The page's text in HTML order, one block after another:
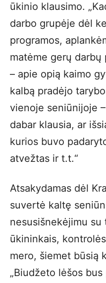
ūkinio klausimo.
darbo grupėje dėl
programos,
matėme gerų darbų
– apie opią kaimo
kalbą pradėjo
vienoje seniūnijoje
dabar klausia, ar
kurios buvo
atvežtas ir t.t.“
Atsakydamas dėl
suvertė kaltę
nesusišnekėjimu su
ūkininkais,
mero, šiemet būsią
„Biudžeto lėšos